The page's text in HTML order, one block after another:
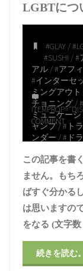
LGBTにつ
#GLAY/
#SUSHI /#
アル /#アフ
#インターセ
ミングアウト
チョニング /
ミュニケー
ャンプ/#ト
ンダー /#ド
#バンド/#パ
アル
#マサ
ズビアン/#
#内面/#区別
/#外見/#多
#多数派
/#定義
/#心 /#性/#
別/#性的マ
#性自認/#日
/#社会問題/
COMMENT
この記事を書
ません。もち
ばすぐ分かる
は思いますの
をなる (文字数
続きを読む。